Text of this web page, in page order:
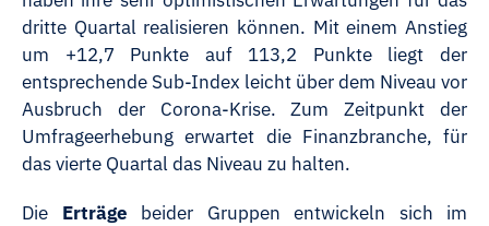
dritte Quartal realisieren können. Mit einem Anstieg
um +12,7 Punkte auf 113,2 Punkte liegt der
entsprechende Sub-Index leicht über dem Niveau vor
Ausbruch der Corona-Krise. Zum Zeitpunkt der
Umfrageerhebung erwartet die Finanzbranche, für
das vierte Quartal das Niveau zu halten.
Die Erträge beider Gruppen entwickeln sich im